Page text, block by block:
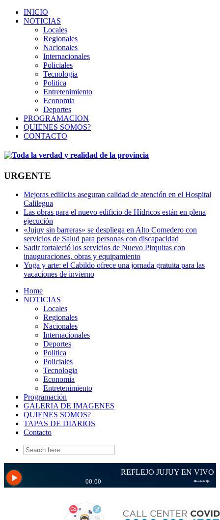
INICIO
NOTICIAS
Locales
Regionales
Nacionales
Internacionales
Policiales
Tecnologia
Politica
Entretenimiento
Economia
Deportes
PROGRAMACION
QUIENES SOMOS?
CONTACTO
URGENTE
Mejoras edilicias aseguran calidad de atención en el Hospital
Calilegua
Las obras para el nuevo edificio de Hídricos están en plena
ejecución
«Jujuy sin barreras» se despliega en Alto Comedero con
servicios de Salud para personas con discapacidad
Sadir fortaleció los servicios de Nuevo Pirquitas con
inauguraciones, obras y equipamiento
Yoga y arte: el Cabildo ofrece una jornada gratuita para las
vacaciones de invierno
Home
NOTICIAS
Locales
Regionales
Nacionales
Internacionales
Deportes
Politica
Policiales
Tecnologia
Economia
Entretenimiento
Programación
GALERIA DE IMAGENES
QUIENES SOMOS?
TAPAS DE DIARIOS
Contacto
Search
for: